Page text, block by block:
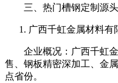
三、热门槽钢定制源头
广西千虹金属材料有
企业概况：广西千虹金
售、钢板精密深加工、金
点省份。